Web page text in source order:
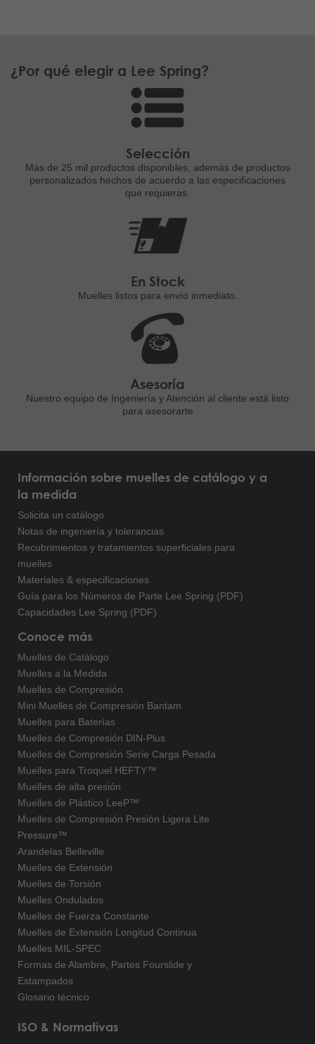
¿Por qué elegir a Lee Spring?
Selección
Más de 25 mil productos disponibles, además de productos
personalizados hechos de acuerdo a las especificaciones
que requieras.
En Stock
Muelles listos paraenvío inmediato.
Asesoría
Nuestro equipo de Ingeniería y Atención al cliente está listo
para asesorarte
Información sobre muelles de catálogo y a
la medida
Solicita un catálogo
Notas de ingeniería y tolerancias
Recubrimientos y tratamientos superficiales para
muelles
Materiales & especificaciones
Guía para los Números de Parte Lee Spring (PDF)
Capacidades Lee Spring (PDF)
Conoce más
Muelles de Catálogo
Muelles a la Medida
Muelles de Compresión
Mini Muelles de Compresión Bantam
Muelles para Baterías
Muelles de Compresión DIN-Plus
Muelles de Compresión Serie Carga Pesada
Muelles para Troquel HEFTY™
Muelles de alta presión
Muelles de Plástico LeeP™
Muelles de Compresión Presión Ligera Lite
Pressure™
Arandelas Belleville
Muelles de Extensión
Muelles de Torsión
Muelles Ondulados
Muelles de Fuerza Constante
Muelles de Extensión Longitud Continua
Muelles MIL-SPEC
Formas de Alambre, Partes Fourslide y
Estampados
Glosario técnico
ISO & Normativas